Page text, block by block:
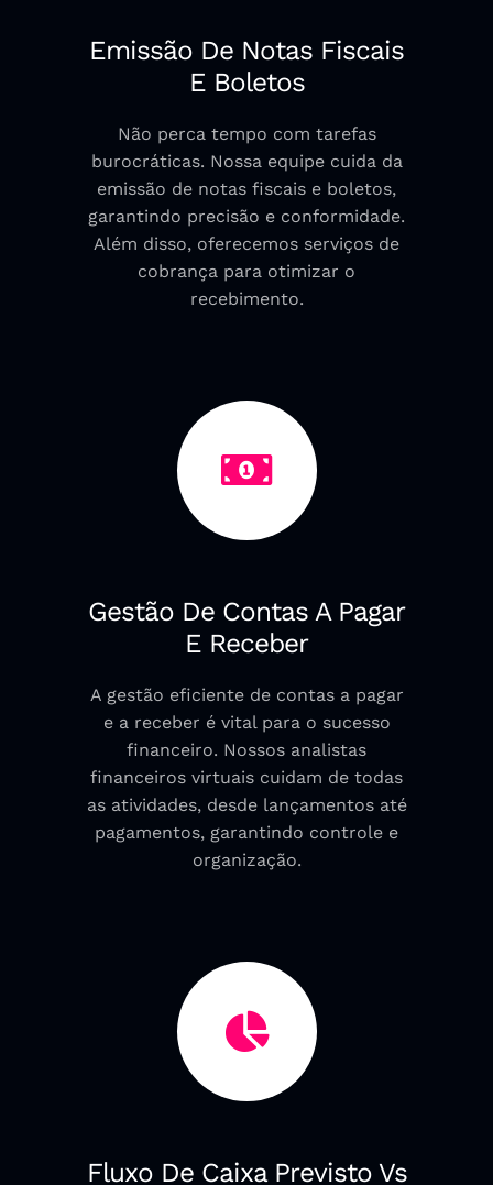
Emissão De Notas Fiscais
E Boletos
Não perca tempo com tarefas
burocráticas. Nossa equipe cuida da
emissão de notas fiscais e boletos,
garantindo precisão e conformidade.
Além disso, oferecemos serviços de
cobrança para otimizar o
recebimento.
Gestão De Contas A Pagar
E Receber
A gestão eficiente de contas a pagar
e a receber é vital para o sucesso
financeiro. Nossos analistas
financeiros virtuais cuidam de todas
as atividades, desde lançamentos até
pagamentos, garantindo controle e
organização.
Fluxo De Caixa Previsto Vs